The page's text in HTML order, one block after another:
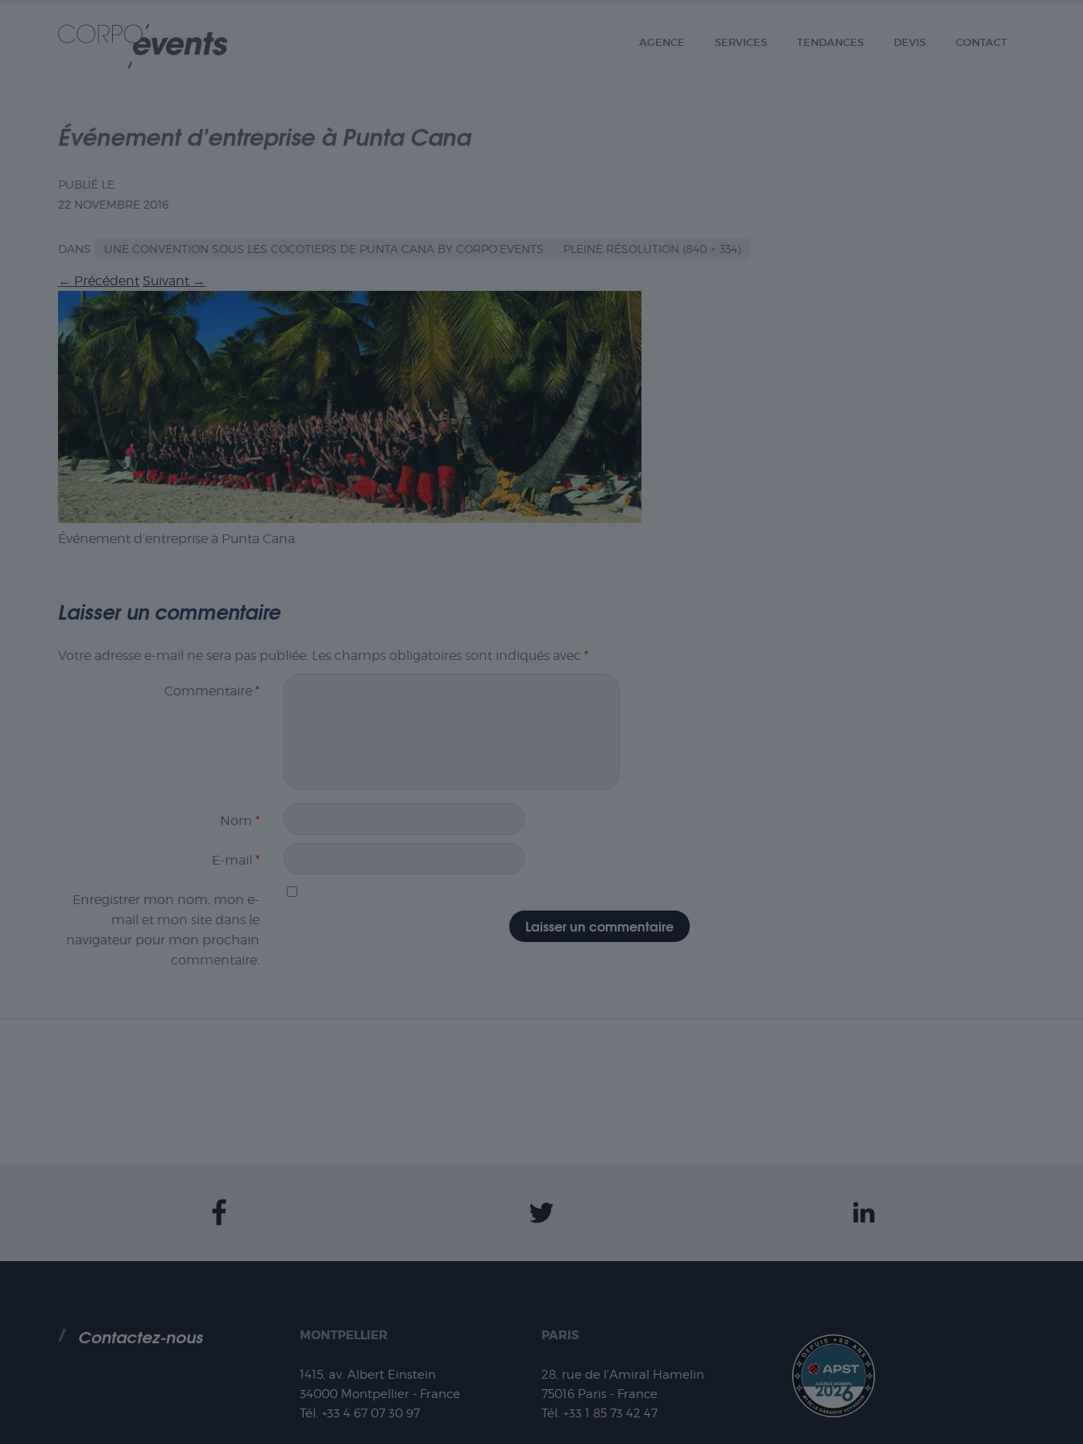
AGENCE SERVICES TENDANCES DEVIS CONTACT
Événement d’entreprise à Punta Cana
PUBLIÉ LE
22 NOVEMBRE 2016
DANS UNE CONVENTION SOUS LES COCOTIERS DE PUNTA CANA BY CORPO’EVENTS PLEINE RÉSOLUTION (840 × 334)
← Précédent Suivant →
Événement d’entreprise à Punta Cana
Laisser un commentaire
Votre adresse e-mail ne sera pas publiée. Les champs obligatoires sont indiqués avec *
Commentaire *
Nom *
E-mail *
Enregistrer mon nom, mon e-
mail et mon site dans le
navigateur pour mon prochain
commentaire.
Contactez-nous MONTPELLIER
1415, av. Albert Einstein
34000 Montpellier - France
Tél. +33 4 67 07 30 97
PARIS
28, rue de l'Amiral Hamelin
75016 Paris - France
Tél. +33 1 85 73 42 47